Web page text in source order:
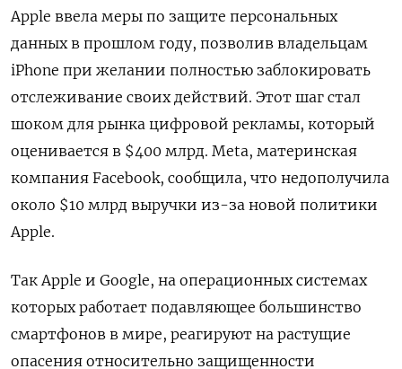
Apple ввела меры по защите персональных
данных в прошлом году, позволив владельцам
iPhone при желании полностью заблокировать
отслеживание своих действий. Этот шаг стал
шоком для рынка цифровой рекламы, который
оценивается в $400 млрд. Meta, материнская
компания Facebook, сообщила, что недополучила
около $10 млрд выручки из-за новой политики
Apple.
Так Apple и Google, на операционных системах
которых работает подавляющее большинство
смартфонов в мире, реагируют на растущие
опасения относительно защищенности